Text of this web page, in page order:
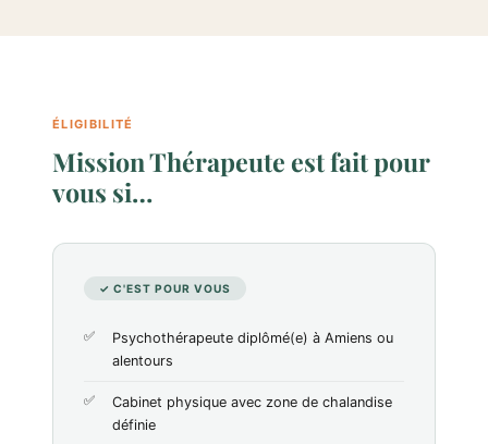
ÉLIGIBILITÉ
Mission Thérapeute est fait pour
vous si…
✓ C'EST POUR VOUS
Psychothérapeute diplômé(e) à Amiens ou
alentours
Cabinet physique avec zone de chalandise
définie